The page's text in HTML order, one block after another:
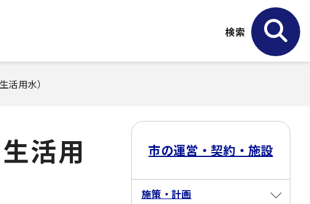
検索
活用水）
活用
市の運営・契約・施設
施策・計画